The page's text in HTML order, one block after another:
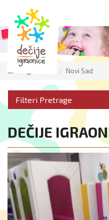
content
Novi Sad
Filteri Pretrage
DEČIJE